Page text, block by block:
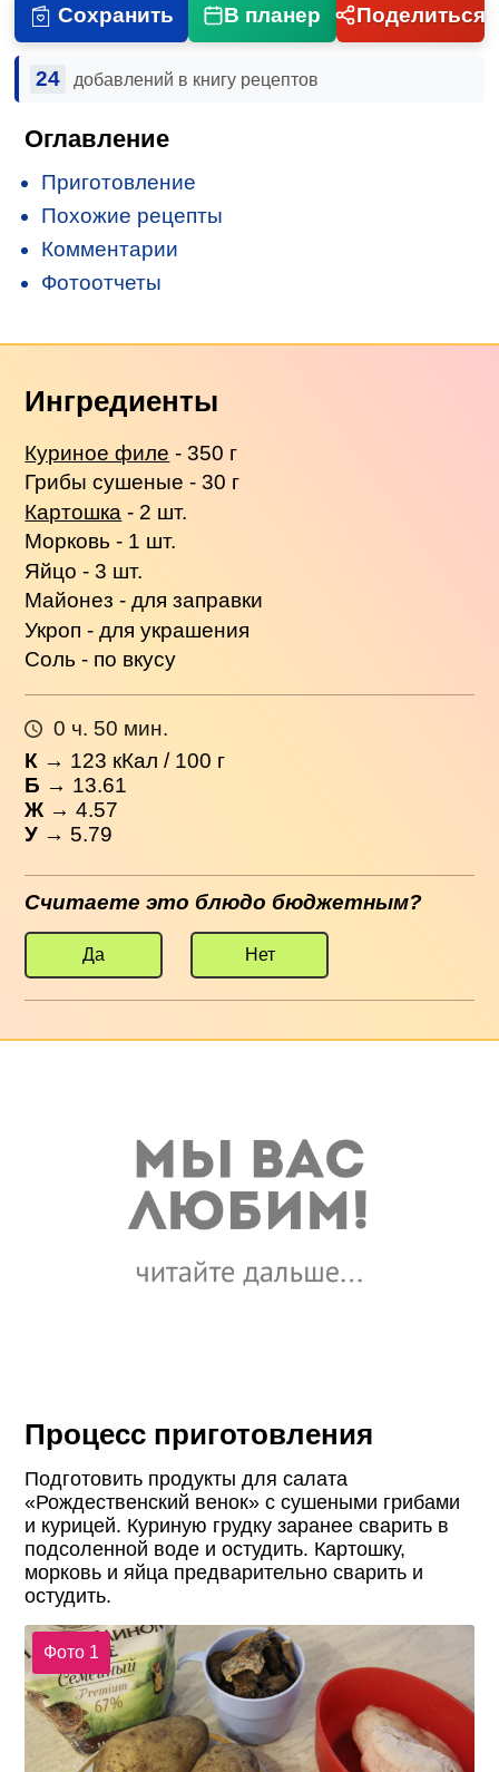
Сохранить В планер Поделиться
24 добавлений в книгу рецептов
Оглавление
Приготовление
Похожие рецепты
Комментарии
Фотоотчеты
Ингредиенты
Куриное филе - 350 г
Грибы сушеные - 30 г
Картошка - 2 шт.
Морковь - 1 шт.
Яйцо - 3 шт.
Майонез - для заправки
Укроп - для украшения
Соль - по вкусу
0 ч. 50 мин.
К → 123 кКал / 100 г
Б → 13.61
Ж → 4.57
У → 5.79
Считаете это блюдо бюджетным?
Да Нет
Процесс приготовления
Подготовить продукты для салата
«Рождественский венок» с сушеными грибами
и курицей. Куриную грудку заранее сварить в
подсоленной воде и остудить. Картошку,
морковь и яйца предварительно сварить и
остудить.
Фото 1